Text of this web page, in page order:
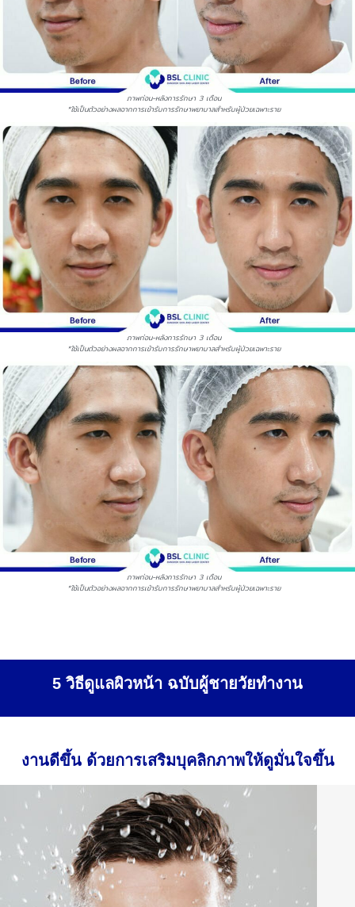
ภาพก่อน-หลังการรักษา 3 เดือน
*ใช้เป็นตัวอย่างผลจากการเข้ารับการรักษาพยาบาลสำหรับผู้ป่วยเฉพาะราย
ภาพก่อน-หลังการรักษา 3 เดือน
*ใช้เป็นตัวอย่างผลจากการเข้ารับการรักษาพยาบาลสำหรับผู้ป่วยเฉพาะราย
ภาพก่อน-หลังการรักษา 3 เดือน
*ใช้เป็นตัวอย่างผลจากการเข้ารับการรักษาพยาบาลสำหรับผู้ป่วยเฉพาะราย
5 วิธีดูแลผิวหน้า ฉบับผู้ชายวัยทำงาน
งานดีขึ้น ด้วยการเสริมบุคลิกภาพให้ดูมั่นใจขึ้น